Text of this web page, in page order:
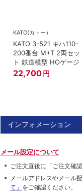
KATO(カトー）
KATO 3-521 キハ110-
200番台 M+T 2両セッ
ト 鉄道模型 HOゲージ
22,700 円
インフォメーション
メール設定について
ご注文直後に「ご注文確
メールアドレスやメール
て」 をご確認ください。